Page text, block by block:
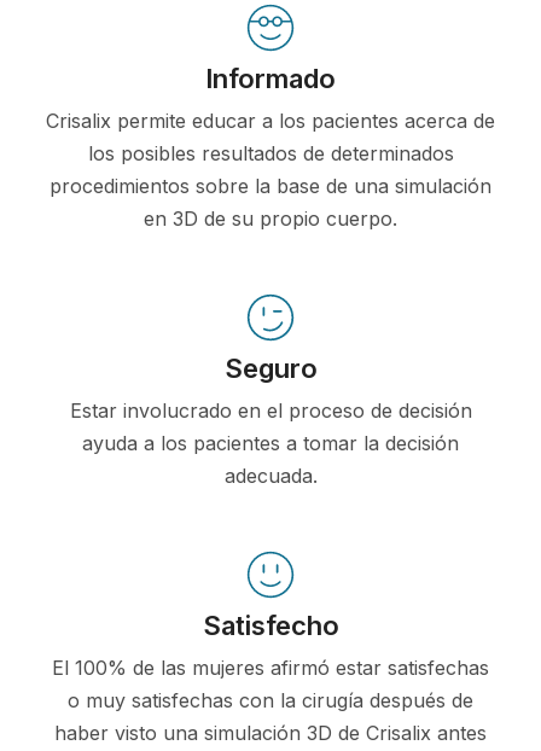
Informado
Crisalix permite educar a los pacientes acerca de
los posibles resultados de determinados
procedimientos sobre la base de una simulación
en 3D de su propio cuerpo.
Seguro
Estar involucrado en el proceso de decisión
ayuda a los pacientes a tomar la decisión
adecuada.
Satisfecho
El 100% de las mujeres afirmó estar satisfechas
o muy satisfechas con la cirugía después de
haber visto una simulación 3D de Crisalix antes